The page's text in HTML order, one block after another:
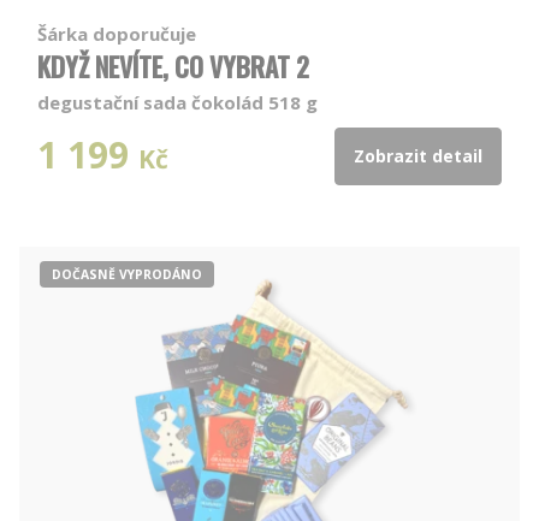
Šárka doporučuje
KDYŽ NEVÍTE, CO VYBRAT 2
degustační sada čokolád 518 g
1 199 Kč Zobrazit detail
DOČASNĚ VYPRODÁNO